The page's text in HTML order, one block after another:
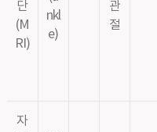
단
(M
RI)
nkl
e)
관
절
자